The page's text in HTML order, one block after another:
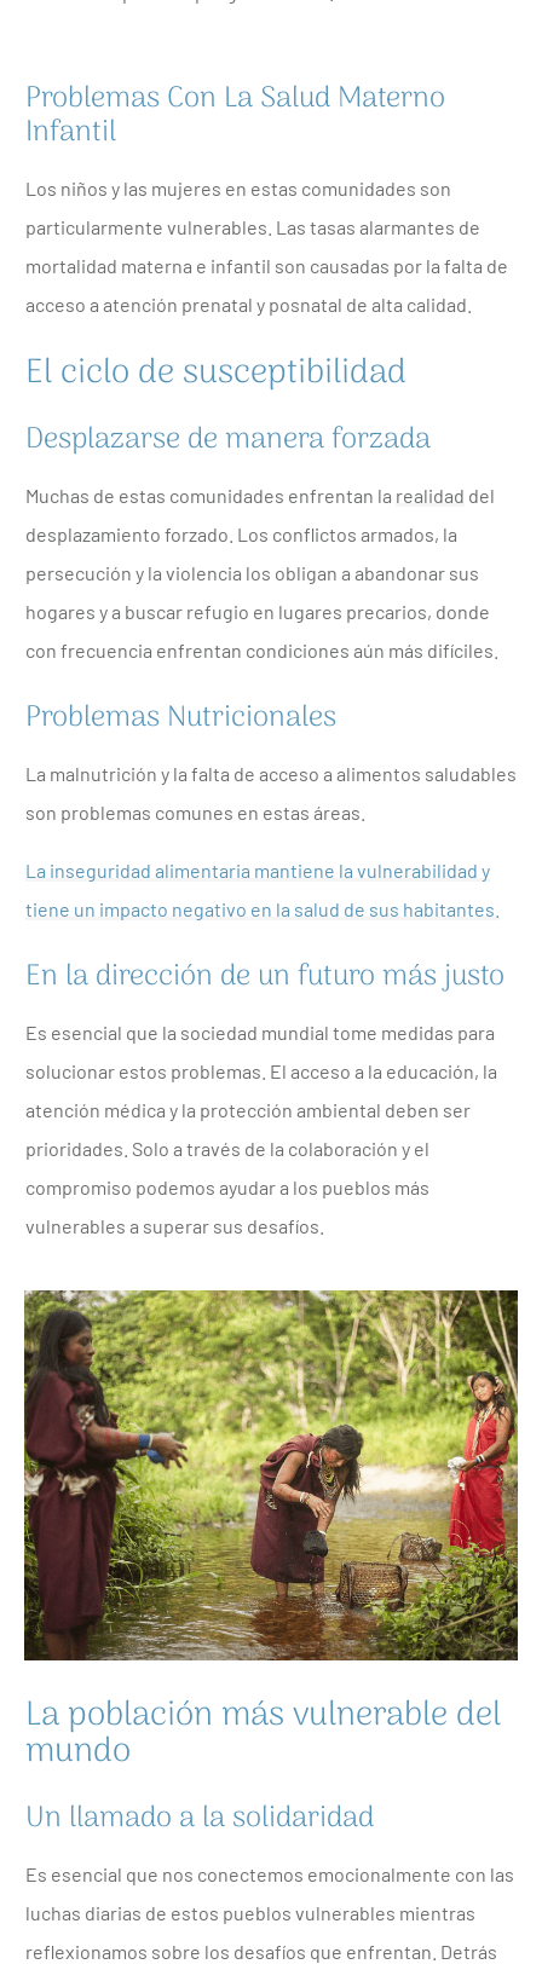
Problemas Con La Salud Materno
Infantil
Los niños y las mujeres en estas comunidades son
particularmente vulnerables. Las tasas alarmantes de
mortalidad materna e infantil son causadas por la falta de
acceso a atención prenatal y posnatal de alta calidad.
El ciclo de susceptibilidad
Desplazarse de manera forzada
Muchas de estas comunidades enfrentan la realidad del
desplazamiento forzado. Los conflictos armados, la
persecución y la violencia los obligan a abandonar sus
hogares y a buscar refugio en lugares precarios, donde
con frecuencia enfrentan condiciones aún más difíciles.
Problemas Nutricionales
La malnutrición y la falta de acceso a alimentos saludables
son problemas comunes en estas áreas.
La inseguridad alimentaria mantiene la vulnerabilidad y
tiene un impacto negativo en la salud de sus habitantes.
En la dirección de un futuro más justo
Es esencial que la sociedad mundial tome medidas para
solucionar estos problemas. El acceso a la educación, la
atención médica y la protección ambiental deben ser
prioridades. Solo a través de la colaboración y el
compromiso podemos ayudar a los pueblos más
vulnerables a superar sus desafíos.
La población más vulnerable del
mundo
Un llamado a la solidaridad
Es esencial que nos conectemos emocionalmente con las
luchas diarias de estos pueblos vulnerables mientras
reflexionamos sobre los desafíos que enfrentan. Detrás